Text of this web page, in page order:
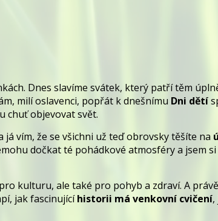
Dnes slavíme svátek, který patří těm
milí oslavenci, popřát k dnešnímu Dni dětí
chuť objevovat svět.
vím, že se všichni už teď obrovsky těšíte na
dočkat té pohádkové atmosféry a jsem si
kulturu, ale také pro pohyb a zdraví. A
jak fascinujícíhistorii má venkovní cvičení